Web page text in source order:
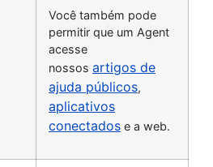
Você também pode
permitir que um Agent
acesse
nossos artigos de
ajuda públicos,
aplicativos
conectados e a web.